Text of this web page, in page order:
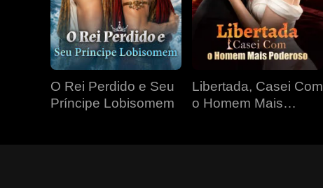
O Rei Perdido e Seu
Príncipe Lobisomem
Libertada, Casei Com
o Homem Mais